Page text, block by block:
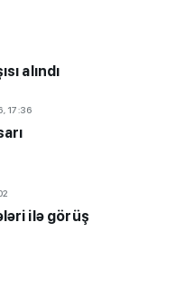
alındı
17:36
ilə görüş